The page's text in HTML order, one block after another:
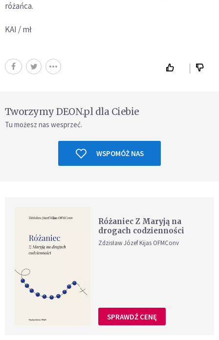
różańca.
KAI / mł
Tworzymy DEON.pl dla Ciebie
Tu możesz nas wesprzeć.
WSPOMÓŻ NAS
Różaniec Z Maryją na
drogach codzienności
Zdzisław Józef Kijas OFMConv
SPRAWDŹ CENĘ